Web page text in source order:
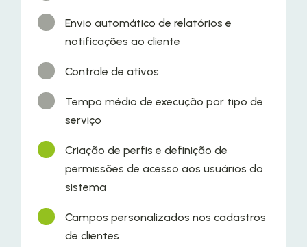
Envio automático de relatórios e
notificações ao cliente
Controle de ativos
Tempo médio de execução por tipo de
serviço
Criação de perfis e definição de
permissões de acesso aos usuários do
sistema
Campos personalizados nos cadastros
de clientes